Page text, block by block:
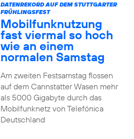
DATENREKORD AUF DEM STUTTGARTER
FRÜHLINGSFEST
Mobilfunknutzung
fast viermal so hoch
wie an einem
normalen Samstag
Am zweiten Festsamstag flossen
auf dem Cannstatter Wasen mehr
als 5000 Gigabyte durch das
Mobilfunknetz von Telefónica
Deutschland